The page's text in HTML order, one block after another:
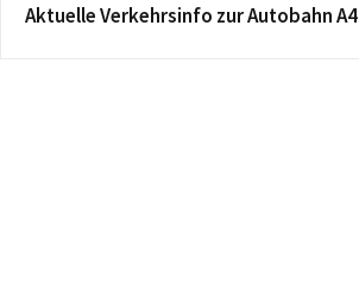
Aktuelle Verkehrsinfo zur Autobahn A4